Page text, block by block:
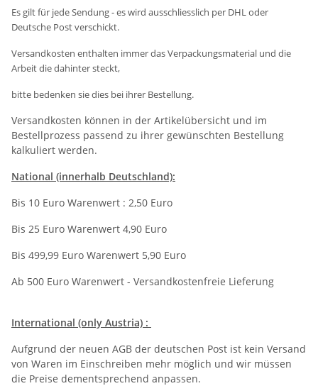
Es gilt für jede Sendung - es wird ausschliesslich per DHL oder
Deutsche Post verschickt.
Versandkosten enthalten immer das Verpackungsmaterial und die
Arbeit die dahinter steckt,
bitte bedenken sie dies bei ihrer Bestellung.
Versandkosten können in der Artikelübersicht und im
Bestellprozess passend zu ihrer gewünschten Bestellung
kalkuliert werden.
National (innerhalb Deutschland):
Bis 10 Euro Warenwert : 2,50 Euro
Bis 25 Euro Warenwert 4,90 Euro
Bis 499,99 Euro Warenwert 5,90 Euro
Ab 500 Euro Warenwert - Versandkostenfreie Lieferung
International (only Austria) :
Aufgrund der neuen AGB der deutschen Post ist kein Versand
von Waren im Einschreiben mehr möglich und wir müssen
die Preise dementsprechend anpassen.